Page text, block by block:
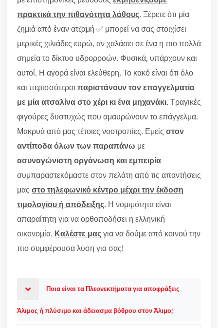
πρακτικά την πιθανότητα λάθους. Ξέρετε ότι μία
ζημιά από έναν ατζαμή ✅ μπορεί να σας στοιχίσει
μερικές χιλιάδες ευρώ, αν χαλάσει σε ένα η πιο πολλά
σημεία το δίκτυο υδρορροών. Φυσικά, υπάρχουν και
αυτοί. Η αγορά είναι ελεύθερη. Το κακό είναι ότι όλο
και περισσότεροι παριστάνουν τον επαγγελματία
με μία ατσαλίνα στο χέρι κι ένα μηχανάκι. Τραγικές
φιγούρες δυστυχώς που αμαυρώνουν το επάγγελμα.
Μακρυά από μας τέτοιες νοοτροπίες. Εμείς στον
αντίποδα όλων των παραπάνω με
ασυναγώνιστη οργάνωση και εμπειρία
συμπαραστεκόμαστε στον πελάτη από τις απαντήσεις
μας στο τηλεφωνικό κέντρο μέχρι την έκδοση
τιμολογίου ή απόδειξης. Η νομιμότητα είναι
απαραίτητη για να ορθοποδήσει η ελληνική
οικονομία. Καλέστε μαςγια να δούμε από κοινού την
πιο συμφέρουσα λύση για σας!
Ποια είναι τα Πλεονεκτήματα για αποφράξεις
Άλιμος ή πλύσιμο και άδειασμα βόθρου στον Άλιμο;